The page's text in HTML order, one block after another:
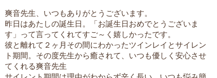
爽音先生、いつもありがとうございます。
昨日はあたしの誕生日。「お誕生日おめでとうございま
す」って言ってくれてすご～く嬉しかったです。
彼と離れて２ヶ月その間にわかったツインレイとサイレン
ト期間。その度先生から癒されて、いつも優しく安心させ
てくれる爽音先生